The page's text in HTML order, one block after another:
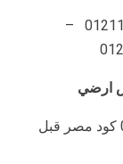
: 01211116955 – 01211116956 –
ارضي
وللإتصال من خارج مصر برجاء إضافة 002 كود مصر قبل